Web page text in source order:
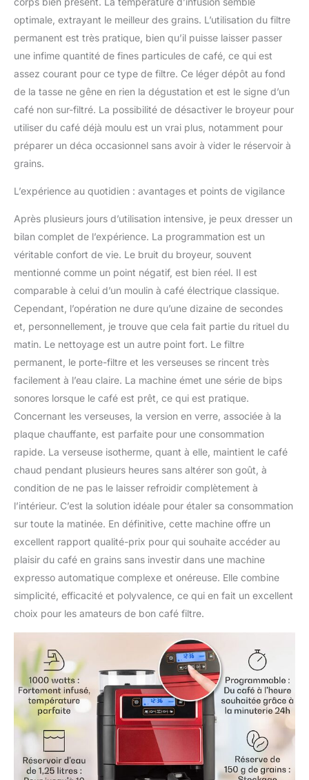
optimale, extrayant le meilleur des grains. L’utilisation du filtre
permanent est très pratique, bien qu’il puisse laisser passer
une infime quantité de fines particules de café, ce qui est
assez courant pour ce type de filtre. Ce léger dépôt au fond
de la tasse ne gêne en rien la dégustation et est le signe d’un
café non sur-filtré. La possibilité de désactiver le broyeur pour
utiliser du café déjà moulu est un vrai plus, notamment pour
préparer un déca occasionnel sans avoir à vider le réservoir à
grains.
L’expérience au quotidien : avantages et points de vigilance
Après plusieurs jours d’utilisation intensive, je peux dresser un
bilan complet de l’expérience. La programmation est un
véritable confort de vie. Le bruit du broyeur, souvent
mentionné comme un point négatif, est bien réel. Il est
comparable à celui d’un moulin à café électrique classique.
Cependant, l’opération ne dure qu’une dizaine de secondes
et, personnellement, je trouve que cela fait partie du rituel du
matin. Le nettoyage est un autre point fort. Le filtre
permanent, le porte-filtre et les verseuses se rincent très
facilement à l’eau claire. La machine émet une série de bips
sonores lorsque le café est prêt, ce qui est pratique.
Concernant les verseuses, la version en verre, associée à la
plaque chauffante, est parfaite pour une consommation
rapide. La verseuse isotherme, quant à elle, maintient le café
chaud pendant plusieurs heures sans altérer son goût, à
condition de ne pas le laisser refroidir complètement à
l’intérieur. C’est la solution idéale pour étaler sa consommation
sur toute la matinée. En définitive, cette machine offre un
excellent rapport qualité-prix pour qui souhaite accéder au
plaisir du café en grains sans investir dans une machine
expresso automatique complexe et onéreuse. Elle combine
simplicité, efficacité et polyvalence, ce qui en fait un excellent
choix pour les amateurs de bon café filtre.